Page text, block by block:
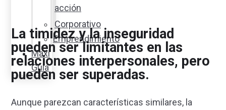
acción
Corporativo
Emprendimiento
Maxi
Guía
La timidez y la inseguridad
pueden ser limitantes en las
relaciones interpersonales, pero
pueden ser superadas.
Aunque parezcan características similares, la